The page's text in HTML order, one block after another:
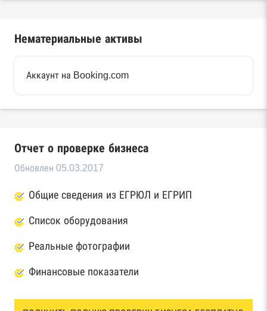
Нематериальные активы
Аккаунт на Booking.com
Отчет о проверке бизнеса
Обновлен 05.03.2017
Общие сведения из ЕГРЮЛ и ЕГРИП
Список оборудования
Реальные фотографии
Финансовые показатели